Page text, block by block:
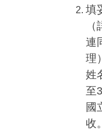
填
連
理
姓
至
國
收。